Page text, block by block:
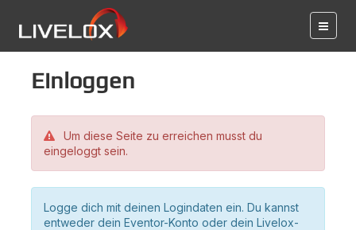
Einloggen
Um diese Seite zu erreichen musst du
eingeloggt sein.
Logge dich mit deinen Logindaten ein. Du kannst
entweder dein Eventor-Konto oder dein Livelox-